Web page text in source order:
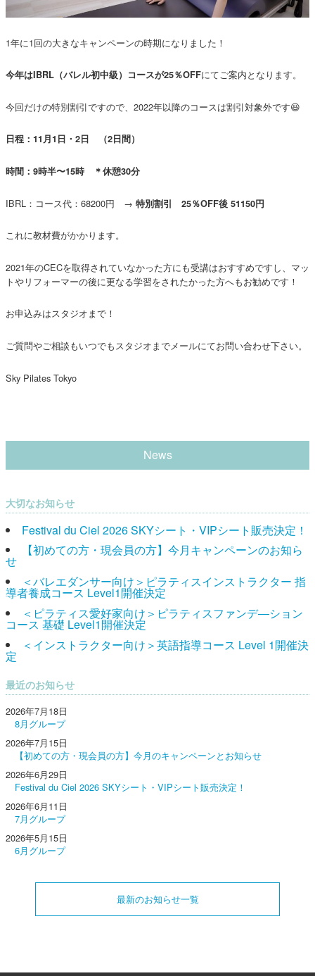
1年に1回の大きなキャンペーンの時期になりました！
今年はIBRL（バレル初中級）コースが25％OFFにてご案内となります。
今回だけの特別割引ですので、2022年以降のコースは割引対象外です😆
日程：11月1日・2日 （2日間）
時間：9時半〜15時 ＊休憩30分
IBRL：コース代：68200円 → 特別割引 25％OFF後 51150円
これに教材費がかかります。
2021年のCECを取得されていなかった方にも受講はおすすめですし、マッ
トやリフォーマーの後に更なる学習をされたかった方へもお勧めです！
お申込みはスタジオまで！
ご質問やご相談もいつでもスタジオまでメールにてお問い合わせ下さい。
Sky Pilates Tokyo
News
大切なお知らせ
Festival du Ciel 2026 SKYシート・VIPシート販売決定！
【初めての方・現会員の方】今月キャンペーンのお知ら
せ
＜バレエダンサー向け＞ピラティスインストラクター 指
導者養成コース Level1開催決定
＜ピラティス愛好家向け＞ピラティスファンデ―ション
コース 基礎 Level1開催決定
＜インストラクター向け＞英語指導コース Level 1開催決
定
最近のお知らせ
2026年7月18日
8月グループ
2026年7月15日
【初めての方・現会員の方】今月のキャンペーンとお知らせ
2026年6月29日
Festival du Ciel 2026 SKYシート・VIPシート販売決定！
2026年6月11日
7月グループ
2026年5月15日
6月グループ
最新のお知らせ一覧